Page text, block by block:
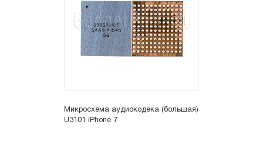
Микросхема аудиокодека (большая)
U3101 iPhone 7